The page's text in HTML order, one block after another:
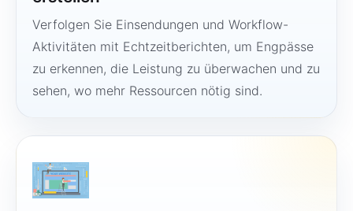
Verfolgen Sie Einsendungen und Workflow-
Aktivitäten mit Echtzeitberichten, um Engpässe
zu erkennen, die Leistung zu überwachen und zu
sehen, wo mehr Ressourcen nötig sind.